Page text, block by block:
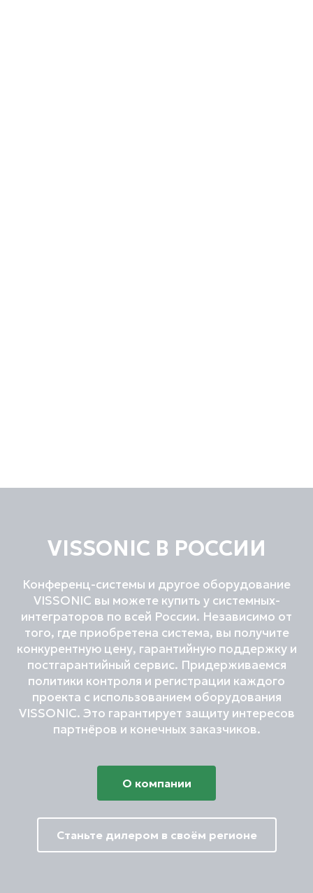
VISSONIC В РОССИИ
Конференц-системы и другое оборудование
VISSONIC вы можете купить у системных-
интеграторов по всей России. Независимо от
того, где приобретена система, вы получите
конкурентную цену, гарантийную поддержку и
постгарантийный сервис. Придерживаемся
политики контроля и регистрации каждого
проекта с использованием оборудования
VISSONIC. Это гарантирует защиту интересов
партнёров и конечных заказчиков.
О компании
Станьте дилером в своём регионе